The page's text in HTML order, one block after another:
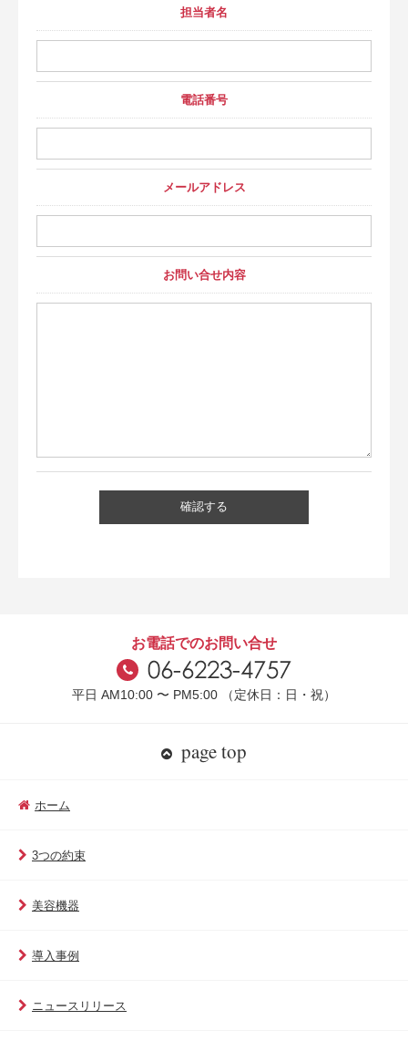
担当者名
電話番号
メールアドレス
お問い合せ内容
お電話でのお問い合せ
平日 AM10:00 〜 PM5:00 （定休日：日・祝）
page top
ホーム
3つの約束
美容機器
導入事例
ニュースリリース